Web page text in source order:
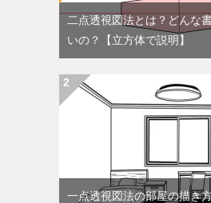
二点透視図法とは？どんな
いの？【立方体で説明】
一点透視図法の部屋の描き